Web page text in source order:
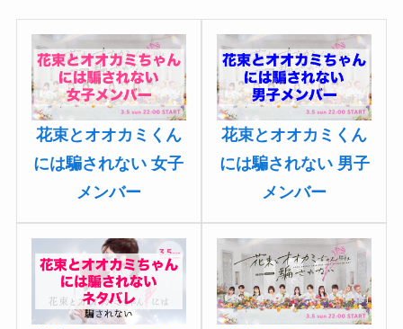
花束とオオカミくん
には騙されない 女子
メンバー
花束とオオカミくん
には騙されない 男子
メンバー